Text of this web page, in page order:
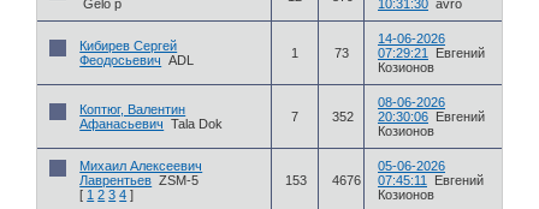
Gelo p
10:31:30 avro
Кибирев Сергей
Феодосьевич
ADL 1 73
14-06-2026
07:29:21
Евгений
Козионов
Коптюг, Валентин
Афанасьевич
Tala Dok 7 352
08-06-2026
20:30:06 Евгений
Козионов
Михаил Алексеевич
Лаврентьев ZSM-5
[ 1 2 3 4 ]
153 4676
05-06-2026
07:45:11
Евгений
Козионов